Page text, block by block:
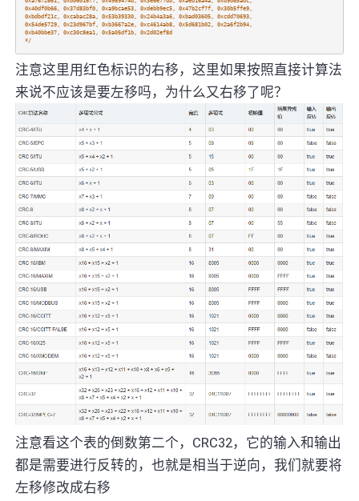
0x40df0b66, 0x37d83bf0, 0xa9bcae53, 0xdebb9ec5, 0x47b2cf7f, 0x30b5ffe9,
0xbdbdf21c, 0xcabac28a, 0x53b39330, 0x24b4a3a6, 0xbad03605, 0xcdd70693,
0x54de5729, 0x23d967bf, 0xb3667a2e, 0xc4614ab8, 0x5d681b02, 0x2a6f2b94,
0xb40bbe37, 0xc30c8ea1, 0x5a05df1b, 0x2d02ef8d
*/
注意这里用红色标识的右移，这里如果按照直接计算法
来说不应该是要左移吗，为什么又右移了呢？
注意看这个表的倒数第二个，CRC32，它的输入和输出
都是需要进行反转的，也就是相当于逆向，我们就要将
左移修改成右移